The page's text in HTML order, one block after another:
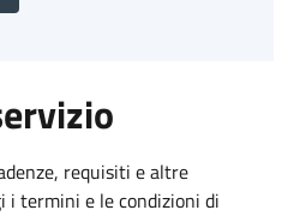
requisiti e altre
termini e le condizioni di